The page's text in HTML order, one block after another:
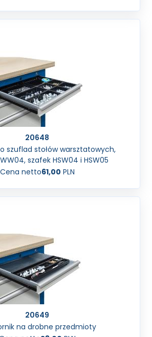
20648
szuflad stołów warsztatowych,
szafek HSW04 i HSW05
Cena netto61,00 PLN
20649
na drobne przedmioty